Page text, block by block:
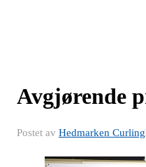
Avgjørende
Postet av Hedmarken